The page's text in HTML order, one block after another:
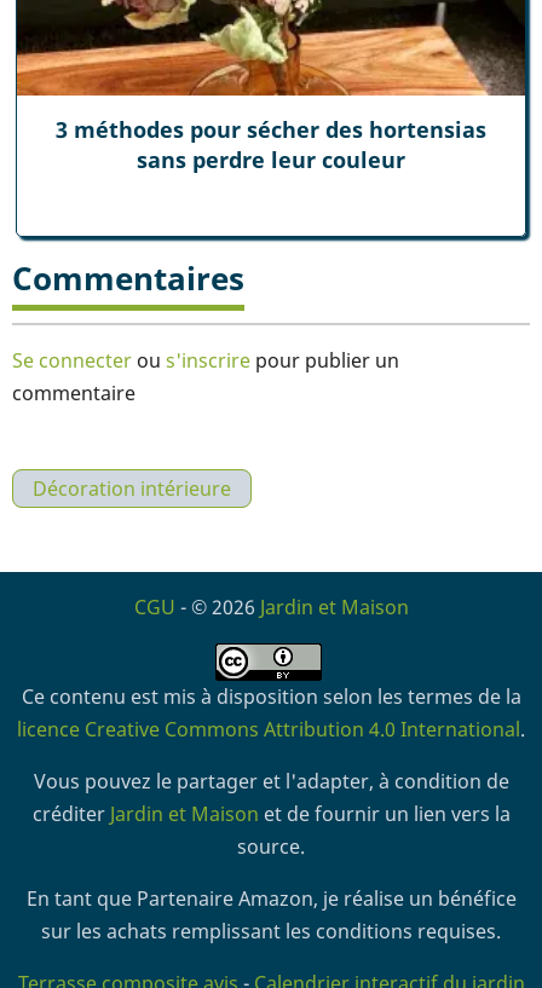
3 méthodes pour sécher des hortensias
sans perdre leur couleur
Commentaires
Se connecter ou s'inscrire pour publier un
commentaire
Décoration intérieure
CGU - © 2026 Jardin et Maison
Ce contenu est mis à disposition selon les termes de la
licence Creative Commons Attribution 4.0 International.
Vous pouvez le partager et l'adapter, à condition de
créditer Jardin et Maison et de fournir un lien vers la
source.
En tant que Partenaire Amazon, je réalise un bénéfice
sur les achats remplissant les conditions requises.